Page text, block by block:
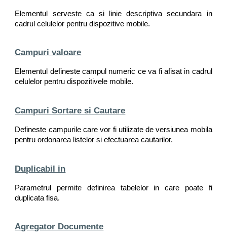
Elementul serveste ca si linie descriptiva secundara in
cadrul celulelor pentru dispozitive mobile.
Campuri valoare
Elementul defineste campul numeric ce va fi afisat in cadrul
celulelor pentru dispozitivele mobile.
Campuri Sortare si Cautare
Defineste campurile care vor fi utilizate de versiunea mobila
pentru ordonarea listelor si efectuarea cautarilor.
Duplicabil in
Parametrul permite definirea tabelelor in care poate fi
duplicata fisa.
Agregator Documente